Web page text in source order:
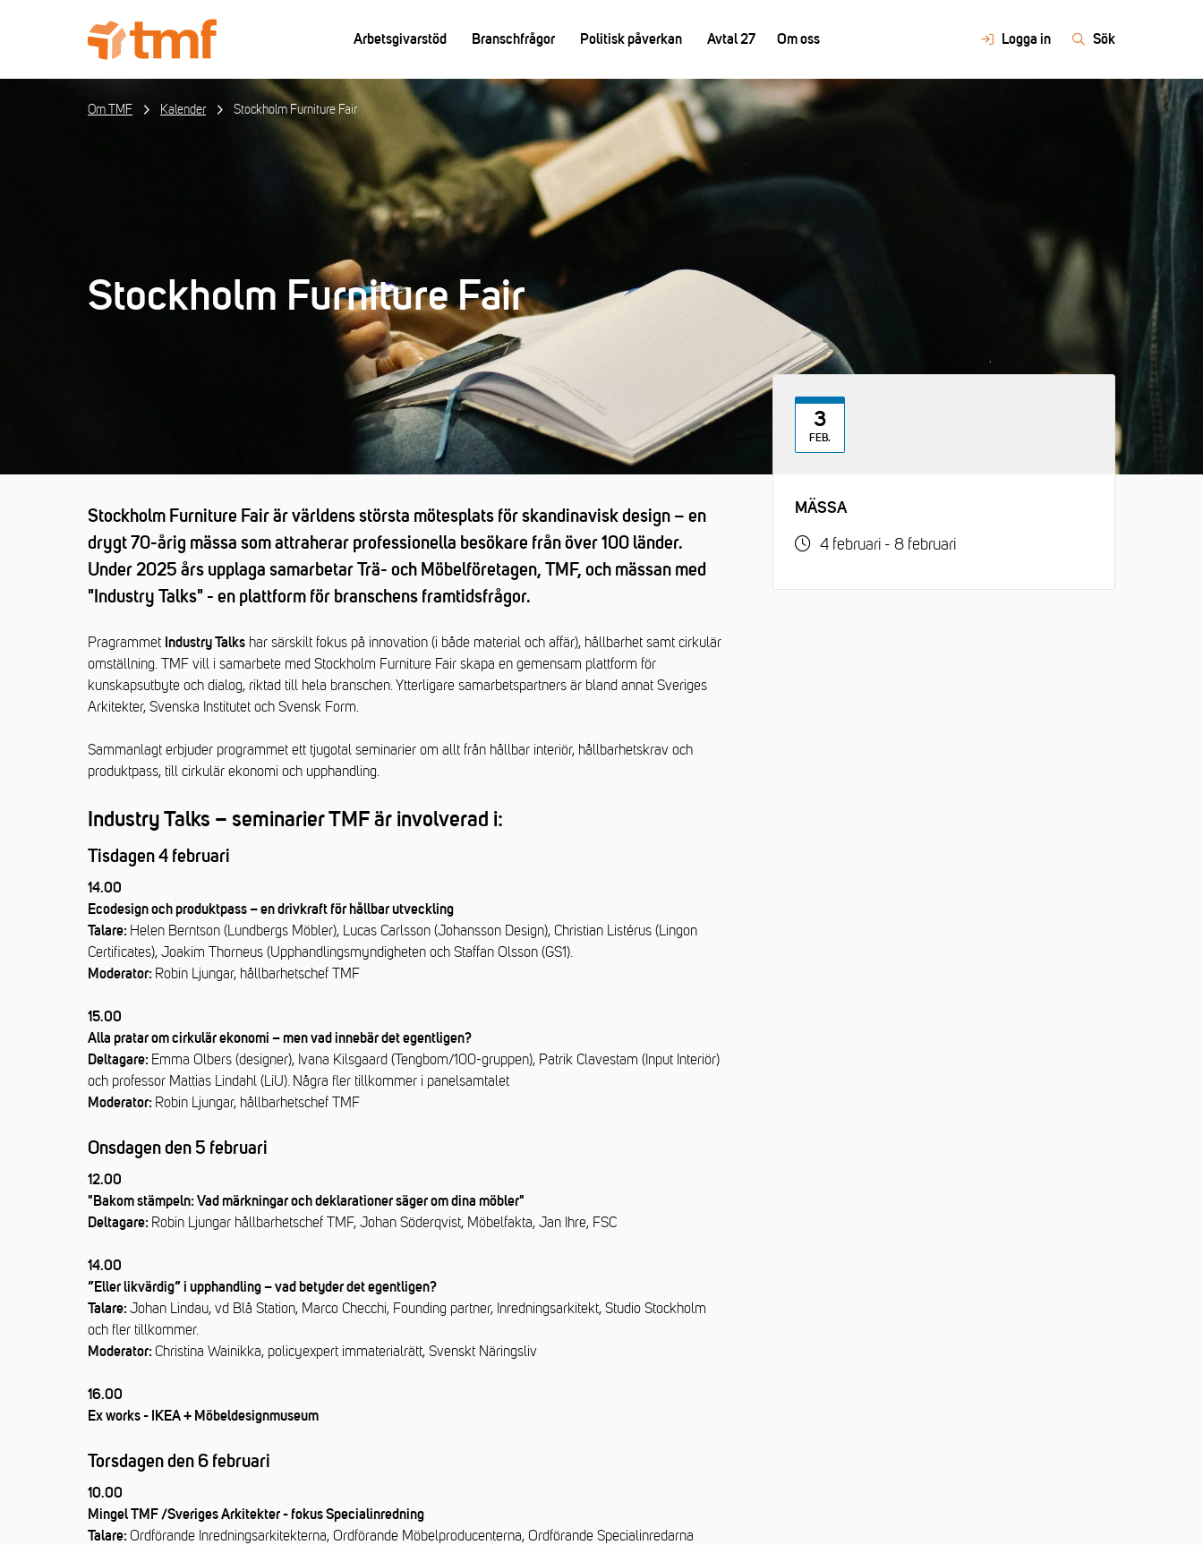
Arbetsgivarstöd Branschfrågor Politisk påverkan Avtal 27 Om oss Logga in Sök
Om TMF Kalender Stockholm Furniture Fair
Stockholm Furniture Fair
3
FEB.
Stockholm Furniture Fair är världens största mötesplats för skandinavisk design – en
drygt 70-årig mässa som attraherar professionella besökare från över 100 länder.
Under 2025 års upplaga samarbetar Trä- och Möbelföretagen, TMF, och mässan med
"Industry Talks" - en plattform för branschens framtidsfrågor.
Pragrammet Industry Talks har särskilt fokus på innovation (i både material och affär), hållbarhet samt cirkulär
omställning. TMF vill i samarbete med Stockholm Furniture Fair skapa en gemensam plattform för
kunskapsutbyte och dialog, riktad till hela branschen. Ytterligare samarbetspartners är bland annat Sveriges
Arkitekter, Svenska Institutet och Svensk Form.
Sammanlagt erbjuder programmet ett tjugotal seminarier om allt från hållbar interiör, hållbarhetskrav och
produktpass, till cirkulär ekonomi och upphandling.
Industry Talks – seminarier TMF är involverad i:
Tisdagen 4 februari
14.00
Ecodesign och produktpass – en drivkraft för hållbar utveckling
Talare: Helen Berntson (Lundbergs Möbler), Lucas Carlsson (Johansson Design), Christian Listérus (Lingon
Certificates), Joakim Thorneus (Upphandlingsmyndigheten och Staffan Olsson (GS1).
Moderator: Robin Ljungar, hållbarhetschef TMF
15.00
Alla pratar om cirkulär ekonomi – men vad innebär det egentligen?
Deltagare: Emma Olbers (designer), Ivana Kilsgaard (Tengbom/100-gruppen), Patrik Clavestam (Input Interiör)
och professor Mattias Lindahl (LiU). Några fler tillkommer i panelsamtalet
Moderator: Robin Ljungar, hållbarhetschef TMF
Onsdagen den 5 februari
12.00
"Bakom stämpeln: Vad märkningar och deklarationer säger om dina möbler"
Deltagare: Robin Ljungar hållbarhetschef TMF, Johan Söderqvist, Möbelfakta, Jan Ihre, FSC
14.00
”Eller likvärdig” i upphandling – vad betyder det egentligen?
Talare: Johan Lindau, vd Blå Station, Marco Checchi, Founding partner, Inredningsarkitekt, Studio Stockholm
och fler tillkommer.
Moderator: Christina Wainikka, policyexpert immaterialrätt, Svenskt Näringsliv
16.00
Ex works - IKEA + Möbeldesignmuseum
Torsdagen den 6 februari
10.00
Mingel TMF /Sveriges Arkitekter - fokus Specialinredning
Talare: Ordförande Inredningsarkitekterna, Ordförande Möbelproducenterna, Ordförande Specialinredarna
MÄSSA
4 februari - 8 februari